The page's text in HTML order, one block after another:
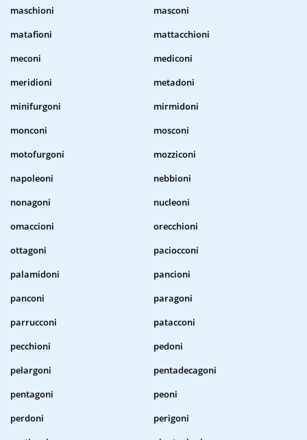
maschioni
masconi
matafioni
mattacchioni
meconi
mediconi
meridioni
metadoni
minifurgoni
mirmidoni
monconi
mosconi
motofurgoni
mozziconi
napoleoni
nebbioni
nonagoni
nucleoni
omaccioni
orecchioni
ottagoni
paciocconi
palamidoni
pancioni
panconi
paragoni
parrucconi
patacconi
pecchioni
pedoni
pelargoni
pentadecagoni
pentagoni
peoni
perdoni
perigoni